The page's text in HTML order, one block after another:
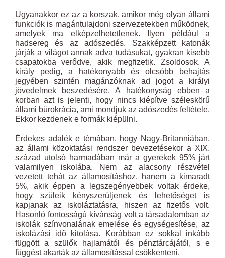
Ugyanakkor ez az a korszak, amikor még olyan állami
funkciók is magántulajdoni szervezetekben működnek,
amelyek ma elképzelhetetlenek. Ilyen például a
hadsereg és az adószedés. Szakképzett katonák
járják a világot annak adva tudásukat, gyakran kisebb
csapatokba verődve, akik megfizetik. Zsoldosok. A
király pedig, a hatékonyabb és olcsóbb behajtás
jegyében szintén magánzóknak ad jogot a királyi
jövedelmek beszedésére. A hatékonyság ebben a
korban azt is jelenti, hogy nincs kiépítve széleskörű
állami bürokrácia, ami mondjuk az adószedés feltétele.
Ekkor kezdenek e formák kiépülni.
Érdekes adalék e témában, hogy Nagy-Britanniában,
az állami közoktatási rendszer bevezetésekor a XIX.
század utolsó harmadában már a gyerekek 95% járt
valamilyen iskolába. Nem az alacsony részvétel
vezetett tehát az államosításhoz, hanem a kimaradt
5%, akik éppen a legszegényebbek voltak érdeke,
hogy szüleik kényszerüljenek és lehetőséget is
kapjanak az iskoláztatásra, hiszen az fizetős volt.
Hasonló fontosságú kívánság volt a társadalomban az
iskolák színvonalának emelése és egységesítése, az
iskolázási idő kitolása. Korábban ez sokkal inkább
függött a szülők hajlamától és pénztárcájától, s e
függést akarták az államosítással csökkenteni.